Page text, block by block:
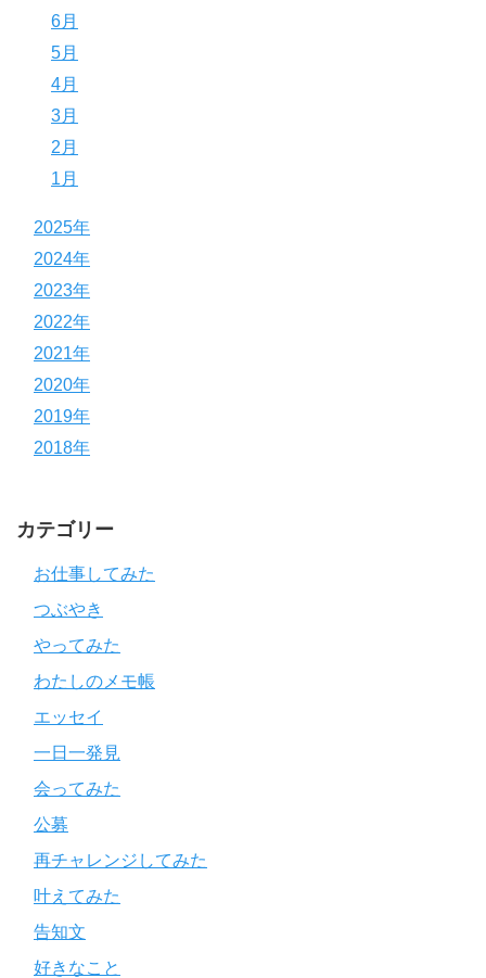
6月
5月
4月
3月
2月
1月
2025年
2024年
2023年
2022年
2021年
2020年
2019年
2018年
カテゴリー
お仕事してみた
つぶやき
やってみた
わたしのメモ帳
エッセイ
一日一発見
会ってみた
公募
再チャレンジしてみた
叶えてみた
告知文
好きなこと